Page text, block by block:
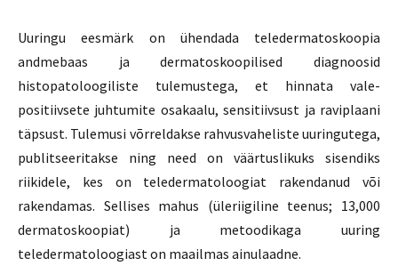
Uuringu eesmärk on ühendada teledermatoskoopia
andmebaas ja dermatoskoopilised diagnoosid
histopatoloogiliste tulemustega, et hinnata vale-
positiivsete juhtumite osakaalu, sensitiivsust ja raviplaani
täpsust. Tulemusi võrreldakse rahvusvaheliste uuringutega,
publitseeritakse ning need on väärtuslikuks sisendiks
riikidele, kes on teledermatoloogiat rakendanud või
rakendamas. Sellises mahus (üleriigiline teenus; 13,000
dermatoskoopiat) ja metoodikaga uuring
teledermatoloogiast on maailmas ainulaadne.